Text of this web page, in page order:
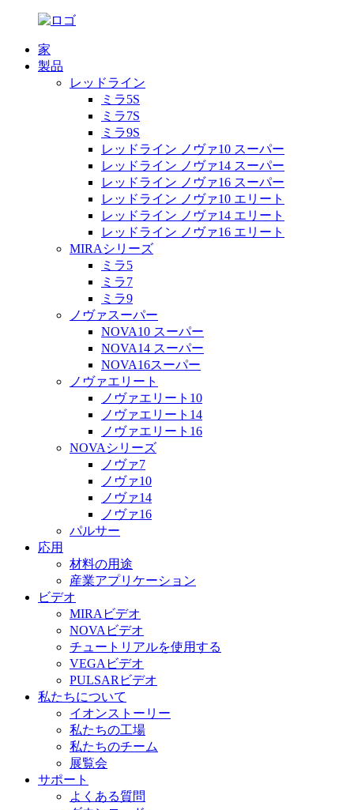
家
製品
レッドライン
ミラ5S
ミラ7S
ミラ9S
レッドライン ノヴァ10 スーパー
レッドライン ノヴァ14 スーパー
レッドライン ノヴァ16 スーパー
レッドライン ノヴァ10 エリート
レッドライン ノヴァ14 エリート
レッドライン ノヴァ16 エリート
MIRAシリーズ
ミラ5
ミラ7
ミラ9
ノヴァスーパー
NOVA10 スーパー
NOVA14 スーパー
NOVA16スーパー
ノヴァエリート
ノヴァエリート10
ノヴァエリート14
ノヴァエリート16
NOVAシリーズ
ノヴァ7
ノヴァ10
ノヴァ14
ノヴァ16
パルサー
応用
材料の用途
産業アプリケーション
ビデオ
MIRAビデオ
NOVAビデオ
チュートリアルを使用する
VEGAビデオ
PULSARビデオ
私たちについて
イオンストーリー
私たちの工場
私たちのチーム
展覧会
サポート
よくある質問